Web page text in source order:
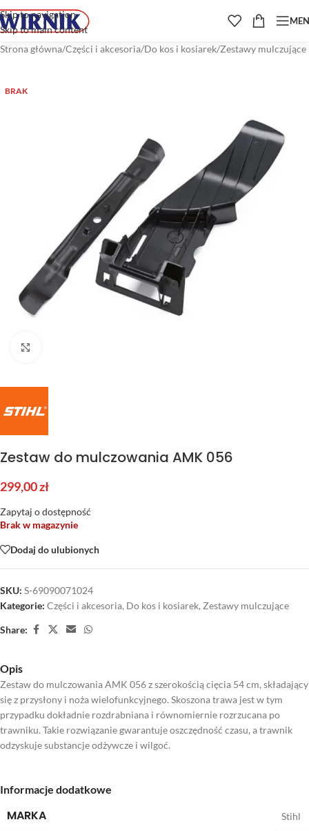
Skip to navigation
Skip to main content
Strona główna/Części i akcesoria/Do kos i kosiarek/Zestawy mulczujące
BRAK
Zestaw do mulczowania AMK 056
299,00zł
Zapytaj o dostępność
Brak w magazynie
Dodaj do ulubionych
SKU: S-69090071024
Kategorie: Części i akcesoria, Do kos i kosiarek, Zestawy mulczujące
Share:
Opis
Zestaw do mulczowania AMK 056 z szerokością cięcia 54 cm, składający
się z przysłony i noża wielofunkcyjnego. Skoszona trawa jest w tym
przypadku dokładnie rozdrabniana i równomiernie rozrzucana po
trawniku. Takie rozwiązanie gwarantuje oszczędność czasu, a trawnik
odzyskuje substancje odżywcze i wilgoć.
Informacje dodatkowe
MARKA Stihl